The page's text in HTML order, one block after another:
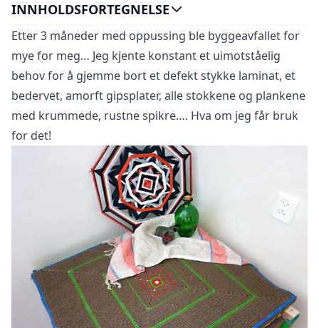
Etter 3 måneder med oppussing ble byggeavfallet for
mye for meg… Jeg kjente konstant et uimotståelig
behov for å gjemme bort et defekt stykke laminat, et
bedervet, amorft gipsplater, alle stokkene og plankene
med krummede, rustne spikre…. Hva om jeg får bruk
for det!
INNHOLDSFORTEGNELSE